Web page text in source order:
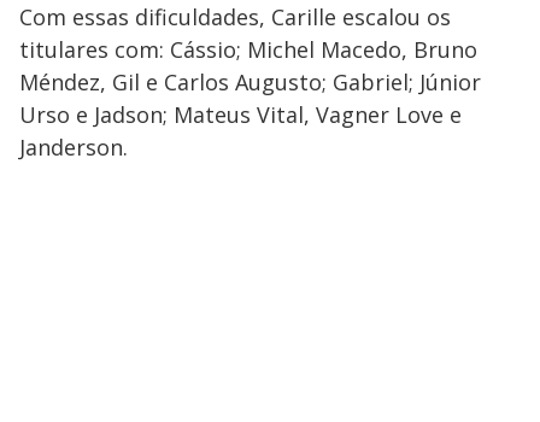
Com essas dificuldades, Carille escalou os
titulares com: Cássio; Michel Macedo, Bruno
Méndez, Gil e Carlos Augusto; Gabriel; Júnior
Urso e Jadson; Mateus Vital, Vagner Love e
Janderson.